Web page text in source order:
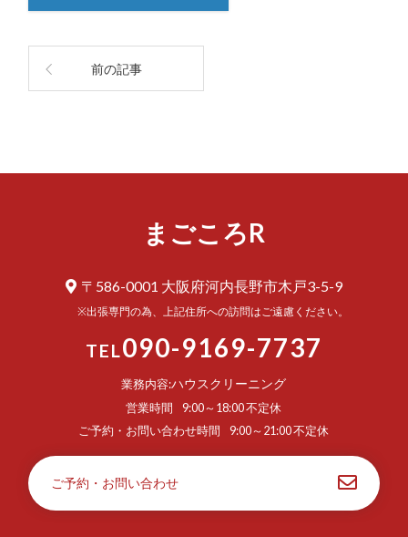
前の記事
まごころR
〒586-0001 大阪府河内長野市木戸3-5-9
※出張専門の為、上記住所への訪問はご遠慮ください。
TEL090-9169-7737
業務内容:ハウスクリーニング
営業時間
9:00～18:00 不定休
ご予約・お問い合わせ時間
9:00～21:00 不定休
ご予約・お問い合わせ